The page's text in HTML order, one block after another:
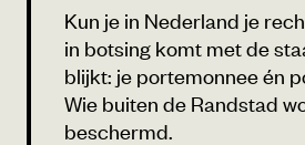
Kun je in Nederland je
in botsing komt met de
blijkt: je portemonnee én
Wie buiten de Randstad
beschermd.